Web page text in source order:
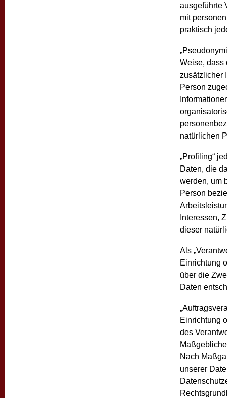
ausgeführte
mit
praktisch
Weise, dass
zusätzlicher
Person
natürlichen
„Profiling“
Daten, die
werden, um
Person
Interessen,
dieser
Als
Einrichtung
über die
Daten
Einrichtung
des
Nach
unserer